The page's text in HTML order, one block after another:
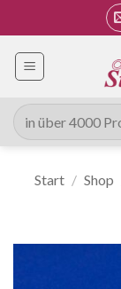
Inhalt
springen
Suche
nach:
Start / Shop